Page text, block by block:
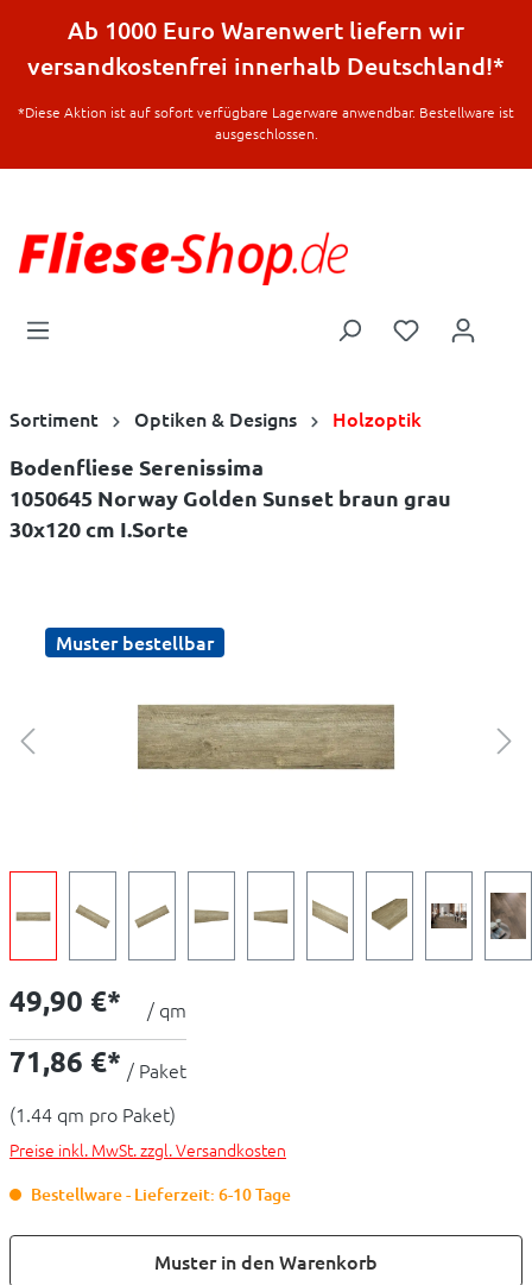
springen
Ab 1000 Euro Warenwert liefern wir
versandkostenfrei innerhalb Deutschland!*
*Diese Aktion ist auf sofort verfügbare Lagerware anwendbar. Bestellware ist
ausgeschlossen.
Sortiment Optiken & Designs Holzoptik
Bodenfliese Serenissima
1050645 Norway Golden Sunset braun grau
30x120 cm I.Sorte
Muster bestellbar
49,90 €* / qm
71,86 €* / Paket
(1.44 qm pro Paket)
Preise inkl. MwSt. zzgl. Versandkosten
Bestellware - Lieferzeit: 6-10 Tage
Muster in den Warenkorb